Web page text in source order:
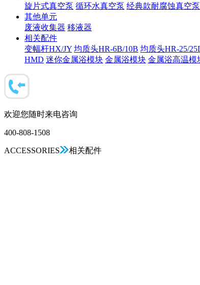
旋片式真空泵 循环水真空泵 经典款耐腐蚀真空泵
其他单元
废液收集器 移液器
相关配件
变幅杆HX/JY 均质头HR-6B/10B 均质头HR-25/
HMD 迷你金属浴模块 金属浴模块 金属浴高温模
欢迎您随时来电咨询
400-808-1508
ACCESSORIES 相关配件